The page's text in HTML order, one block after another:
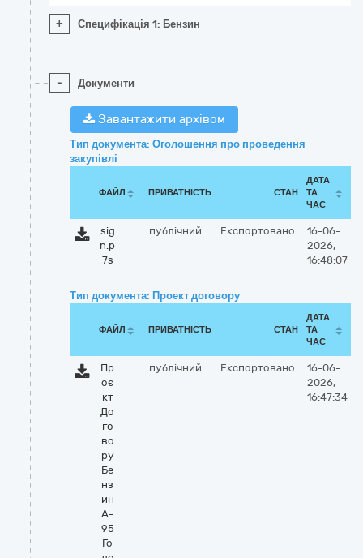
+ Специфікація 1: Бензин
- Документи
Завантажити архівом
Тип документа: Оголошення про проведення
закупівлі
ФАЙЛ ПРИВАТНІСТЬ СТАН
ДАТА
ТА
ЧАС
sig
n.p
7s
публічний Експортовано:
16-06-
2026,
16:48:07
Тип документа: Проект договору
ФАЙЛ ПРИВАТНІСТЬ СТАН
ДАТА
ТА
ЧАС
Пр
оє
кт
До
го
во
ру
Бе
нз
ин
А-
95
Го
публічний Експортовано:
16-06-
2026,
16:47:34